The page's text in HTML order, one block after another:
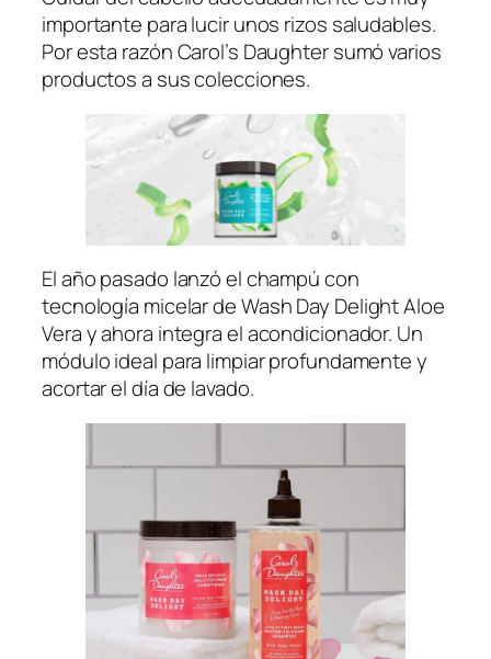
importante para lucir unos rizos saludables.
Por esta razón Carol’s Daughter sumó varios
productos a sus colecciones.
El año pasado lanzó el champú con
tecnología micelar deWash Day Delight Aloe
Veray ahora integra el acondicionador. Un
módulo ideal para limpiar profundamente y
acortar el día de lavado.